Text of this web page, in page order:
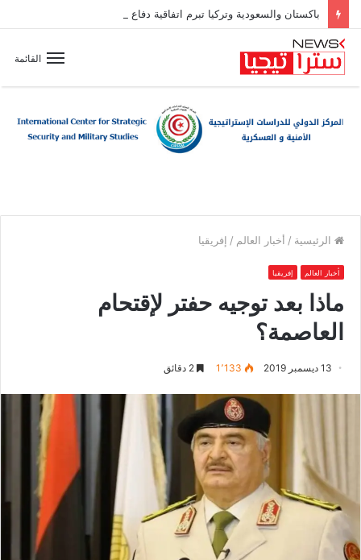
باكستان والسعودية وتركيا تبرم اتفاقية دفاع مشترك
القائمة
الرئيسية / أخبار العالم / إفريقيا
أخبار العالم إفريقيا
ماذا بعد توجيه حفتر لإقتحام
العاصمة؟
13 ديسمبر 2019 1٬133